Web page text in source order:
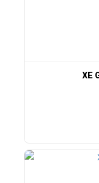
XE